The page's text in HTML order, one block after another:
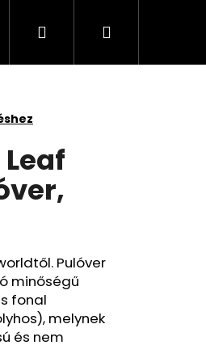
Bejelentkezés
Kosár
Leaf
Pulóver
minőségű
fonal
melynek
és nem